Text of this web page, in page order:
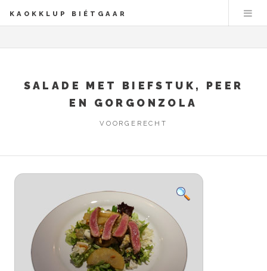
KAOKKLUP BIÉTGAAR
SALADE MET BIEFSTUK, PEER
EN GORGONZOLA
VOORGERECHT